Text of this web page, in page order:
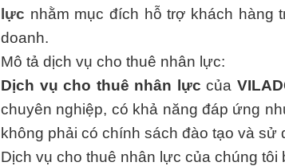
lực nhằm mục đích hỗ trợ khách hàng
doanh.
Mô tả dịch vụ cho thuê nhân lực:
Dịch vụ cho thuê nhân lực của
chuyên nghiệp, có khả năng đáp ứng
không phải có chính sách đào tạo và sử
Dịch vụ cho thuê nhân lực của chúng tôi